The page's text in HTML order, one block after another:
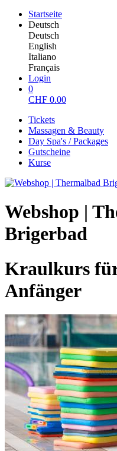
Startseite
Deutsch
Deutsch
English
Italiano
Français
Login
0
CHF 0.00
Tickets
Massagen & Beauty
Day Spa's / Packages
Gutscheine
Kurse
Webshop |
Brigerbad
Kraulkurs
Anfänger